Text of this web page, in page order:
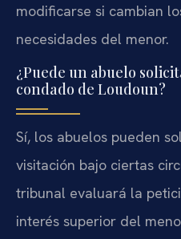
modificarse si cambian
necesidades del menor.
¿Puede un abuelo
condado de Loudoun?
Sí, los abuelos pueden
visitación bajo ciertas
tribunal evaluará la
interés superior del